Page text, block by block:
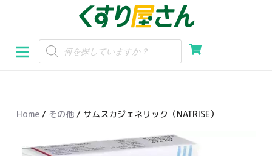
ン
テ
スHome / その他 / サムスカジェネリック（NATRISE）